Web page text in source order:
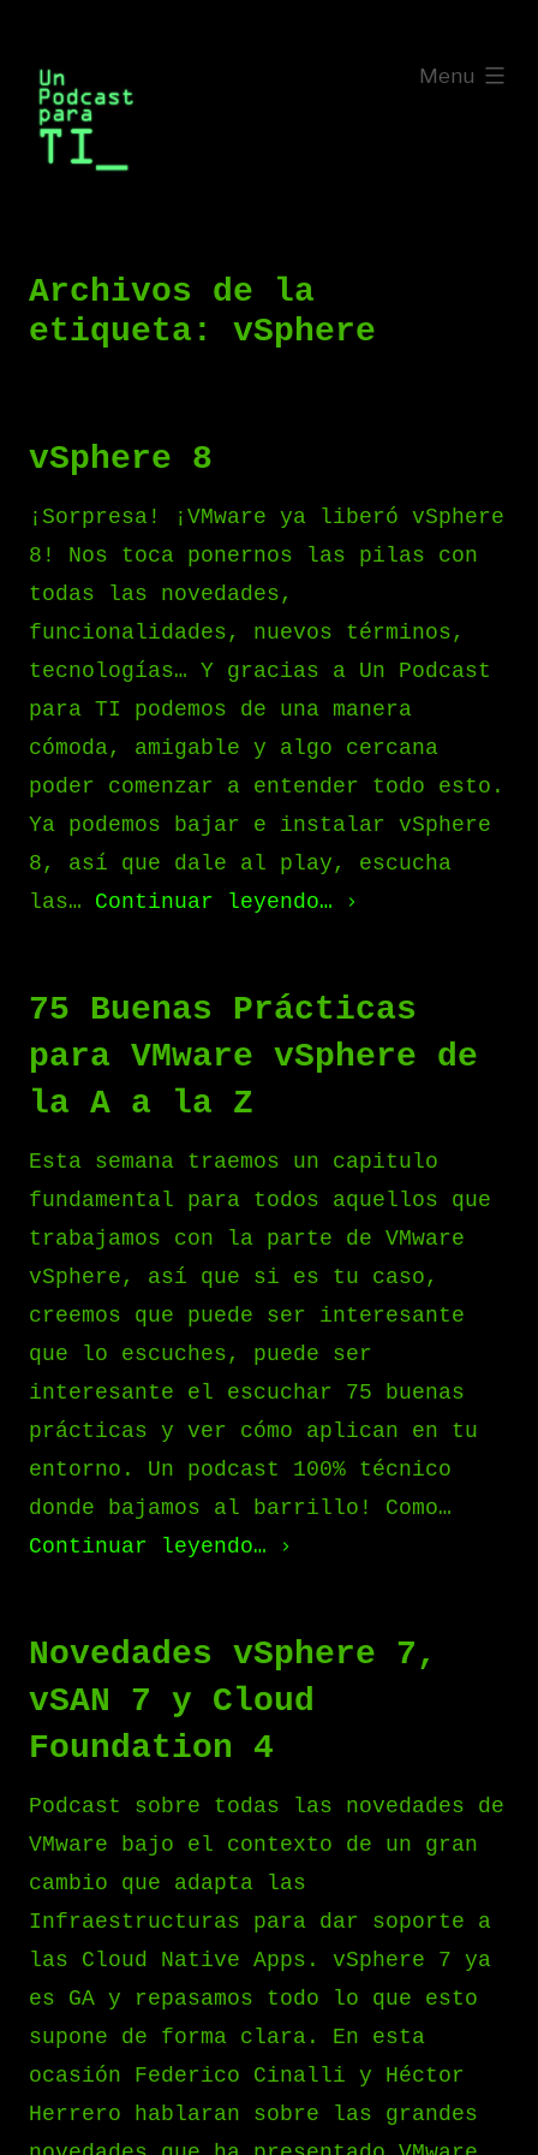
contenido
Menu
expanded
Archivos de la
etiqueta: vSphere
vSphere 8
¡Sorpresa! ¡VMware ya liberó vSphere
8! Nos toca ponernos las pilas con
todas las novedades,
funcionalidades, nuevos términos,
tecnologías… Y gracias a Un Podcast
para TI podemos de una manera
cómoda, amigable y algo cercana
poder comenzar a entender todo esto.
Ya podemos bajar e instalar vSphere
8, así que dale al play, escucha
las…
Continuar leyendo…
75 Buenas Prácticas
para VMware vSphere de
la A a la Z
Esta semana traemos un capitulo
fundamental para todos aquellos que
trabajamos con la parte de VMware
vSphere, así que si es tu caso,
creemos que puede ser interesante
que lo escuches, puede ser
interesante el escuchar 75 buenas
prácticas y ver cómo aplican en tu
entorno. Un podcast 100% técnico
donde bajamos al barrillo! Como…
Continuar leyendo…
Novedades vSphere 7,
vSAN 7 y Cloud
Foundation 4
Podcast sobre todas las novedades de
VMware bajo el contexto de un gran
cambio que adapta las
Infraestructuras para dar soporte a
las Cloud Native Apps. vSphere 7 ya
es GA y repasamos todo lo que esto
supone de forma clara. En esta
ocasión Federico Cinalli y Héctor
Herrero hablaran sobre las grandes